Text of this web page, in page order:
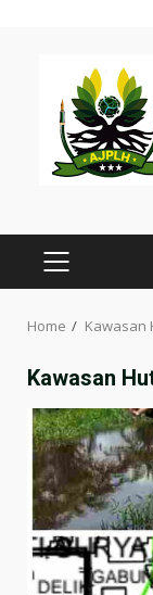
PRIMARY
Home Kawasan
Kawasan